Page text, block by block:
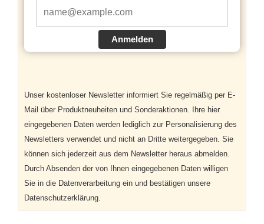
Anmelden
Unser kostenloser Newsletter informiert Sie regelmäßig per E-
Mail über Produktneuheiten und Sonderaktionen. Ihre hier
eingegebenen Daten werden lediglich zur Personalisierung des
Newsletters verwendet und nicht an Dritte weitergegeben. Sie
können sich jederzeit aus dem Newsletter heraus abmelden.
Durch Absenden der von Ihnen eingegebenen Daten willigen
Sie in die Datenverarbeitung ein und bestätigen unsere
Datenschutzerklärung.